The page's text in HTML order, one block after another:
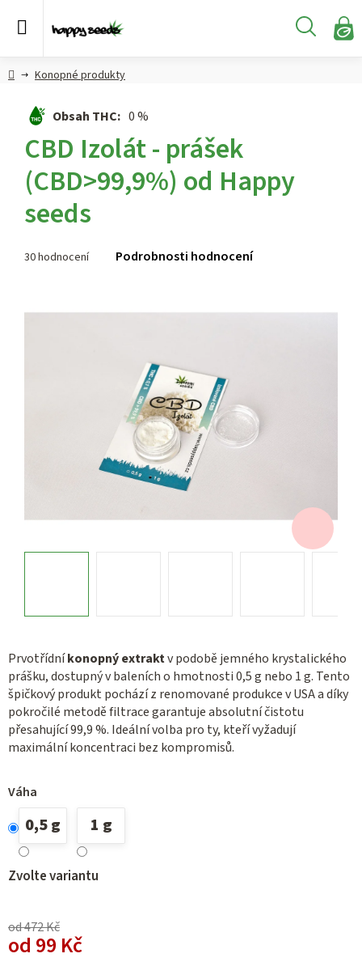
Hledat
Semena
CBD,
CBG a
HHC
konopí
Konopné
produkty
Kratom
HlavníKonopné produkty
Prvotřídníkonopný extraktv podobě jemného krystalického
prášku, dostupný v baleních o hmotnosti 0,5 g nebo 1 g. Tento
špičkový produkt pochází z renomované produkce v USA a díky
pokročilé metodě filtrace garantuje absolutní čistotu
přesahující 99,9 %. Ideální volba pro ty, kteří vyžadují
maximální koncentraci bez kompromisů.
Váha
0,5 g 1 g
Zvolte variantu
od 472 Kč
od 99 Kč
CBD Izolát - prášek
(CBD>99,9%) od Happy
seeds
hodnocení
30 hodnocení Podrobnosti hodnocení
Obsah THC: 0 %